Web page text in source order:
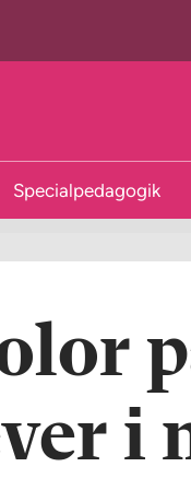
Specialpedagogik
i